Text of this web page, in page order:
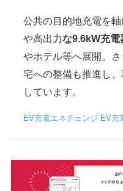
公共の目的地充電を
や高出力な9.6kW充電
やホテル等へ展開。
宅への整備も推進し
しています。
EV充電エネチェンジ EV充